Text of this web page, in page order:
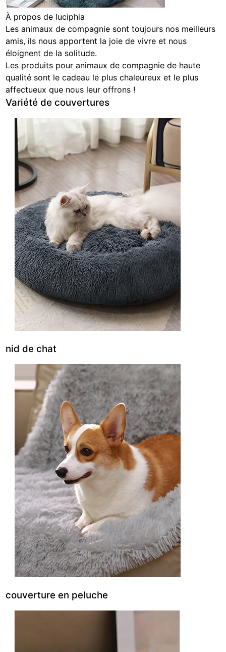
À propos de luciphia
Les animaux de compagnie sont toujours nos meilleurs
amis, ils nous apportent la joie de vivre et nous
éloignent de la solitude.
Les produits pour animaux de compagnie de haute
qualité sont le cadeau le plus chaleureux et le plus
affectueux que nous leur offrons !
Variété de couvertures
nid de chat
couverture en peluche